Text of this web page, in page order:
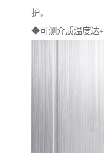
护。
◆可测介质温度达